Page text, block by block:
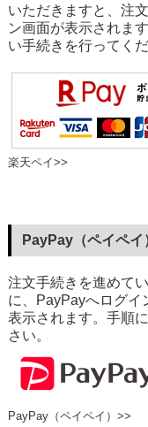
いただきますと、注
ン画面が表示されま
い手続きを行ってくだ
楽天ペイ>>
PayPay（ペイペイ
注文手続きを進めて
に、PayPayへログイ
表示されます。手順
さい。
PayPay（ペイペイ）>>